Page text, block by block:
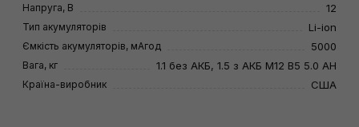
Напруга, В 12
Тип акумуляторів Li-ion
Ємкість акумуляторів, мАгод 5000
Вага, кг 1.1 без АКБ, 1.5 з АКБ M12 B5 5.0 AH
Країна-виробник США